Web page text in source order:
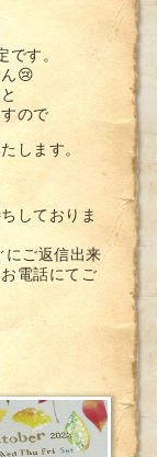
です。
😢
ので
します。
しておりま
にご返信出来
電話にてご